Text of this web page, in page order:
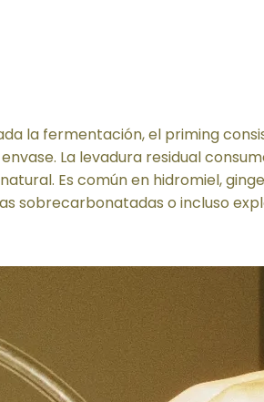
la fermentación, el priming
La levadura residual
Es común en hidromiel,
sobrecarbonatadas o incluso